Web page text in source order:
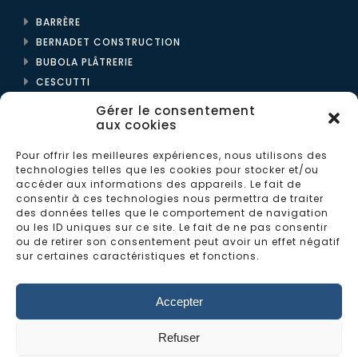
Gérer le consentement
aux cookies
Pour offrir les meilleures expériences, nous utilisons des
technologies telles que les cookies pour stocker et/ou
accéder aux informations des appareils. Le fait de
consentir à ces technologies nous permettra de traiter
des données telles que le comportement de navigation
ou les ID uniques sur ce site. Le fait de ne pas consentir
ou de retirer son consentement peut avoir un effet négatif
sur certaines caractéristiques et fonctions.
Accepter
Refuser
BARRÈRE
BERNADET CONSTRUCTION
BUBOLA PLÂTRERIE
CESCUTTI
LES BÉTONS MONTOIS
LES MAISONS BERNADET
MÉDITERRANÉE CONSTRUCTIONS
PRÉFADOUR